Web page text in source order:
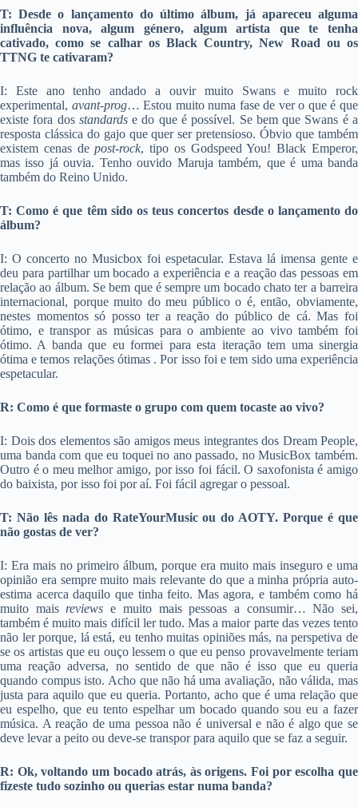
T: Desde o lançamento do último álbum, já apareceu alguma
influência nova, algum género, algum artista que te tenha
cativado, como se calhar os Black Country, New Road ou os
TTNG te cativaram?
I: Este ano tenho andado a ouvir muito Swans e muito rock
experimental, avant-prog… Estou muito numa fase de ver o que é que
existe fora dos standardse do que é possível. Se bem que Swans é a
resposta clássica do gajo que quer ser pretensioso. Óbvio que também
existem cenas depost-rock, tipo os Godspeed You! Black Emperor,
mas isso já ouvia. Tenho ouvido Maruja também, que é uma banda
também do Reino Unido.
T: Como é que têm sido os teus concertos desde o lançamento do
álbum?
I: O concerto no Musicbox foi espetacular. Estava lá imensa gente e
deu para partilhar um bocado a experiência e a reação das pessoas em
relação ao álbum. Se bem que é sempre um bocado chato ter a barreira
internacional, porque muito do meu público o é, então, obviamente,
nestes momentos só posso ter a reação do público de cá. Mas foi
ótimo, e transpor as músicas para o ambiente ao vivo também foi
ótimo. A banda que eu formei para esta iteração tem uma sinergia
ótima e temos relações ótimas . Por isso foi e tem sido uma experiência
espetacular.
R: Como é que formaste o grupo com quem tocaste ao vivo?
I: Dois dos elementos são amigos meus integrantes dos Dream People,
uma banda com que eu toquei no ano passado, no MusicBox também.
Outro é o meu melhor amigo, por isso foi fácil. O saxofonista é amigo
do baixista, por isso foi por aí. Foi fácil agregar o pessoal.
T: Não lês nada do RateYourMusic ou do AOTY. Porque é que
não gostas de ver?
I: Era mais no primeiro álbum, porque era muito mais inseguro e uma
opinião era sempre muito mais relevante do que a minha própria auto-
estima acerca daquilo que tinha feito. Mas agora, e também como há
muito mais reviews e muito mais pessoas a consumir… Não sei,
também é muito mais difícil ler tudo. Mas a maior parte das vezes tento
não ler porque, lá está, eu tenho muitas opiniões más, na perspetiva de
se os artistas que eu ouço lessem o que eu penso provavelmente teriam
uma reação adversa, no sentido de que não é isso que eu queria
quando compus isto. Acho que não há uma avaliação, não válida, mas
justa para aquilo que eu queria. Portanto, acho que é uma relação que
eu espelho, que eu tento espelhar um bocado quando sou eu a fazer
música. A reação de uma pessoa não é universal e não é algo que se
deve levar a peito ou deve-se transpor para aquilo que se faz a seguir.
R: Ok, voltando um bocado atrás, às origens. Foi por escolha que
fizeste tudo sozinho ou querias estar numa banda?